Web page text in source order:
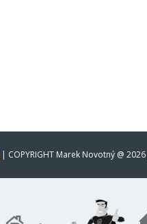
| COPYRIGHT Marek Novotný @ 2026